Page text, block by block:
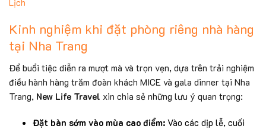
Kinh nghiệm khi đặt phòng riêng nhà hàng
tại Nha Trang
Để buổi tiệc diễn ra mượt mà và trọn vẹn, dựa trên trải nghiệm
điều hành hàng trăm đoàn khách MICE và gala dinner tại Nha
Trang, New Life Travel xin chia sẻ những lưu ý quan trọng:
Đặt bàn sớm vào mùa cao điểm:Vào các dịp lễ, cuối